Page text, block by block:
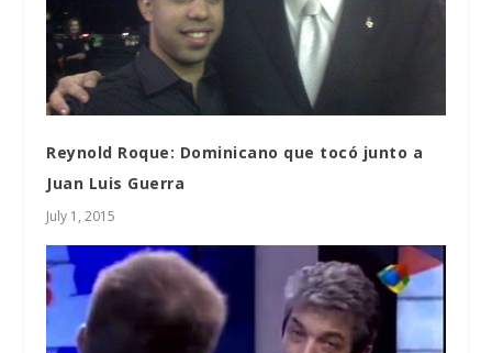
Reynold Roque: Dominicano que tocó junto a
Juan Luis Guerra
July 1, 2015